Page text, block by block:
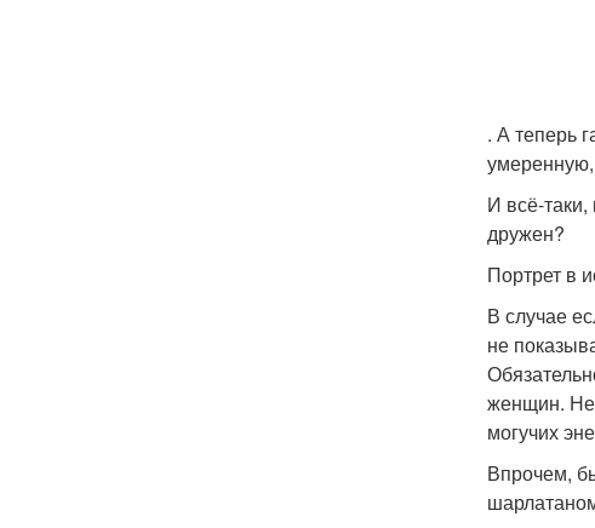
. А теперь
умеренную,
И всё-
дружен?
Портрет в
В случае
не
женщин. Не
могучих
Впрочем,